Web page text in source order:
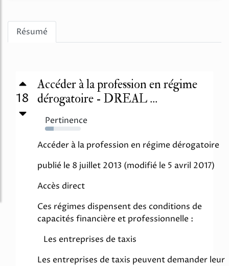
Résumé
18
Accéder à la profession en régime
dérogatoire - DREAL ...
Pertinence
24%
Accéder à la profession en régime dérogatoire
publié le 8 juillet 2013 (modifié le 5 avril 2017)
Accès direct
Ces régimes dispensent des conditions de
capacités financière et professionnelle :
Les entreprises de taxis
Les entreprises de taxis peuvent demander leur